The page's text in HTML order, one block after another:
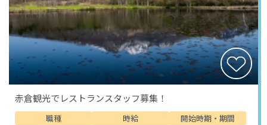
赤倉観光でレストランスタッフ募集！
職種
時給
開始時期・期間